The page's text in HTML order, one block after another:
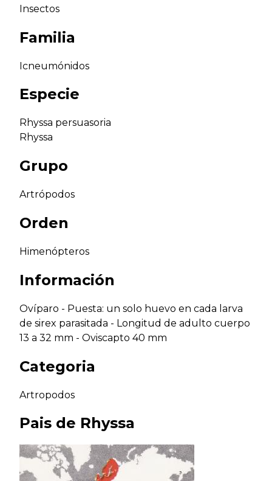
Insectos
Familia
Icneumónidos
Especie
Rhyssa persuasoria
Rhyssa
Grupo
Artrópodos
Orden
Himenópteros
Información
Ovíparo - Puesta: un solo huevo en cada larva
de sirex parasitada - Longitud de adulto cuerpo
13 a 32 mm - Oviscapto 40 mm
Categoria
Artropodos
Pais de Rhyssa